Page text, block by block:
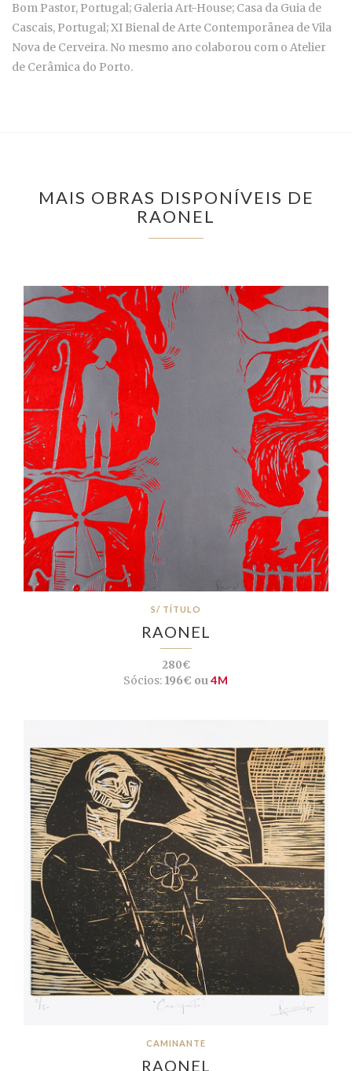
Bom Pastor, Portugal; Galeria Art-House; Casa da Guia de
Cascais, Portugal; XI Bienal de Arte Contemporânea de Vila
Nova de Cerveira. No mesmo ano colaborou com o Atelier
de Cerâmica do Porto.
MAIS OBRAS DISPONÍVEIS DE
RAONEL
S/ TÍTULO
RAONEL
280€
Sócios: 196€ ou4M
CAMINANTE
RAONEL